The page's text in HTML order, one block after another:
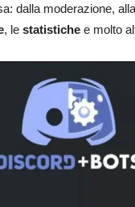
dalla moderazione, alla
, le statistiche e molto